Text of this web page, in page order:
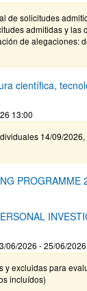
de solicitudes
admitidas y las
de alegaciones:
científica,
13:00
14/09/2026,
PROGRAMME
06/2026 - 25/06/
y excluidas para
incluídos)